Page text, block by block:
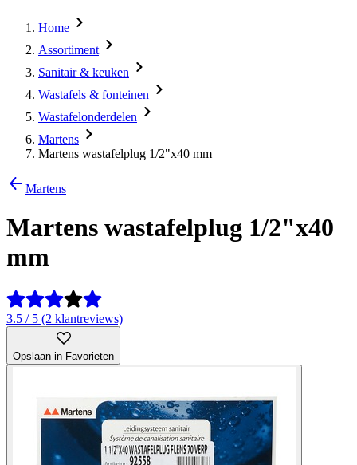
Home
Assortiment
Sanitair & keuken
Wastafels & fonteinen
Wastafelonderdelen
Martens
Martens wastafelplug 1/2"x40 mm
Martens
Martens wastafelplug 1/2"x40
mm
3.5 / 5 (2 klantreviews)
Opslaan in Favorieten